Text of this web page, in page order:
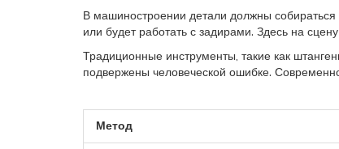
В машиностроении детали должны
или будет работать с задирами. Здесь на
Традиционные инструменты, такие как
подвержены человеческой ошибке.
Метод